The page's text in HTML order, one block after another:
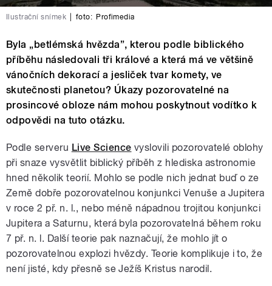
Ilustrační snímek foto: Profimedia
Byla „betlémská hvězda”, kterou podle biblického
příběhu následovali tři králové a která má ve většině
vánočních dekorací a jesliček tvar komety, ve
skutečnosti planetou? Úkazy pozorovatelné na
prosincové obloze nám mohou poskytnout vodítko k
odpovědi na tuto otázku.
Podle serveru Live Science vyslovili pozorovatelé oblohy
při snaze vysvětlit biblický příběh z hlediska astronomie
hned několik teorií. Mohlo se podle nich jednat buď o ze
Země dobře pozorovatelnou konjunkci Venuše a Jupitera
v roce 2 př. n. l., nebo méně nápadnou trojitou konjunkci
Jupitera a Saturnu, která byla pozorovatelná během roku
7 př. n. l. Další teorie pak naznačují, že mohlo jít o
pozorovatelnou explozi hvězdy. Teorie komplikuje i to, že
není jisté, kdy přesně se Ježíš Kristus narodil.